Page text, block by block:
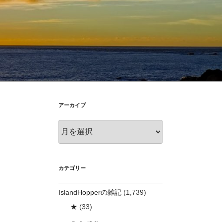
アーカイブ
ー
ブ
カテゴリー
IslandHopperの雑記 (1,739)
★ (33)